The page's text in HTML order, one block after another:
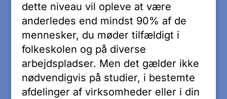
dette niveau vil opleve at være
anderledes end mindst 90% af de
mennesker, du møder tilfældigt i
folkeskolen og på diverse
arbejdspladser. Men det gælder ikke
nødvendigvis på studier, i bestemte
afdelinger af virksomheder eller i din